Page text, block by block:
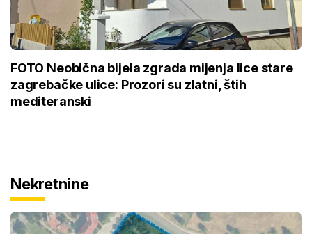
FOTO Neobična bijela zgrada mijenja lice stare
zagrebačke ulice: Prozori su zlatni, štih
mediteranski
Nekretnine